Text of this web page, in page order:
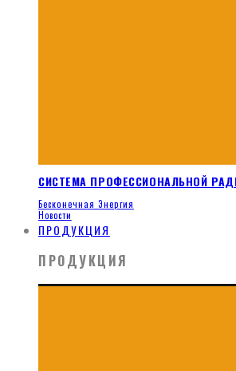
СИСТЕМА ПРОФЕССИОНАЛЬНОЙ
Бесконечная Энергия
Новости
ПРОДУКЦИЯ
ПРОДУКЦИЯ